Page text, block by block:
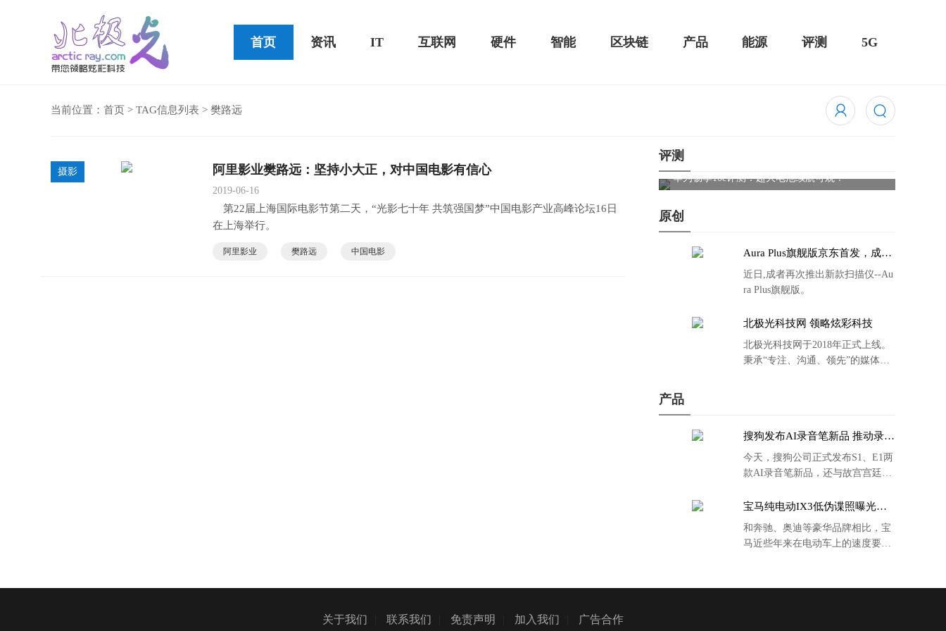
首页 资讯 IT 互联网 硬件 智能 区块链 产品 能源 评测 5G
当前位置： 首页 > TAG信息列表 > 樊路远
摄影 阿里影业樊路远：坚持小大正，对中国电影有信心
2019-06-16
第22届上海国际电影节第二天，“光影七十年 共筑强国梦”中国电影产业高峰论坛16日
在上海举行。
阿里影业 樊路远 中国电影
评测
Cleer STAGE便携式蓝牙音箱测评-MacSources
华为MateBook 13 2020款评测：超值的2K触控全面
屏
华为畅享10e评测：超大电池续航可观！
原创
Aura Plus旗舰版京东首发，成者
近日,成者再次推出新款扫描仪--Au
ra Plus旗舰版。
北极光科技网 领略炫彩科技
北极光科技网于2018年正式上线。
秉承“专注、沟通、领先”的媒体理
产品
搜狗发布AI录音笔新品 推动录音
今天，搜狗公司正式发布S1、E1两
款AI录音笔新品，还与故宫宫廷文
的故宫宫廷联名款。
宝马纯电动IX3低伪谍照曝光：
和奔驰、奥迪等豪华品牌相比，宝
马近些年来在电动车上的速度要慢
关于我们 联系我们 免责声明 加入我们 广告合作